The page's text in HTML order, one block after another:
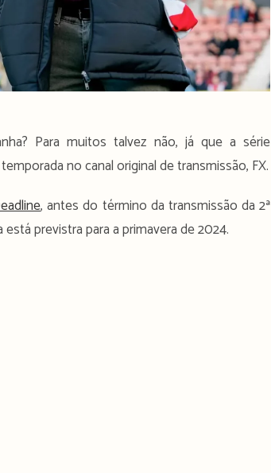
Para muitos talvez não, já que a série
no canal original de transmissão, FX.
, antes do término da transmissão da 2ª
previstra para a primavera de 2024.